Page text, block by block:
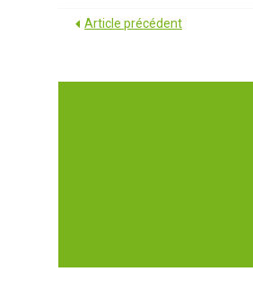
Article précédent